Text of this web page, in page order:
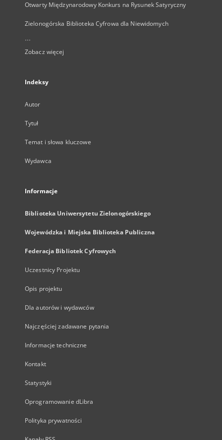
Otwarty Międzynarodowy Konkurs na Rysunek Satyryczny
Zielonogórska Biblioteka Cyfrowa dla Niewidomych
...
Zobacz więcej
Indeksy
Autor
Tytuł
Temat i słowa kluczowe
Wydawca
Informacje
Biblioteka Uniwersytetu Zielonogórskiego
Wojewódzka i Miejska Biblioteka Publiczna
Federacja Bibliotek Cyfrowych
Uczestnicy Projektu
Opis projektu
Dla autorów i wydawców
Najczęściej zadawane pytania
Informacje techniczne
Kontakt
Statystyki
Oprogramowanie dLibra
Polityka prywatności